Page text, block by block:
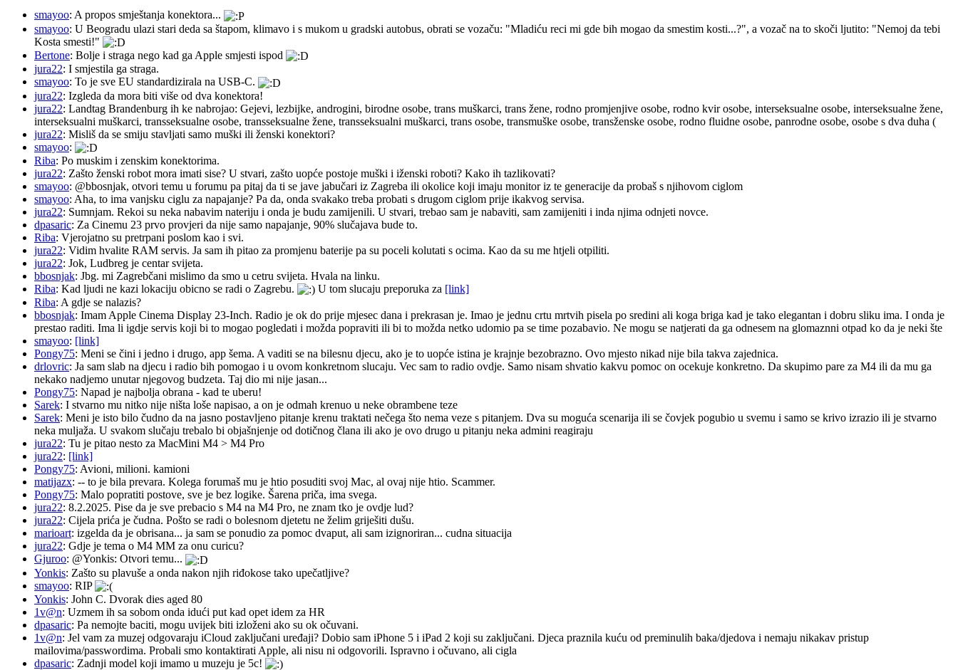
smayoo: A propos smještanja konektora...
smayoo: U Beogradu ulazi stari deda sa štapom, klimavo i s mukom u gradski autobus, obrati se vozaču: "Mladiću reci mi gde bih mogao da smestim kosti...?", a vozač na to skoči ljutito: "Nemoj da tebi
Kosta smesti!"
Bertone: Bolje i straga nego kad ga Apple smjesti ispod
jura22: I smjestila ga straga.
smayoo: To je sve EU standardizirala na USB-C.
jura22: Izgleda da mora biti više od dva konektora!
jura22: Landtag Brandenburg ih ke nabrojao: Gejevi, lezbijke, androgini, birodne osobe, trans muškarci, trans žene, rodno promjenjive osobe, rodno kvir osobe, interseksualne osobe, interseksualne žene,
interseksualni muškarci, transseksualne osobe, transseksualne žene, transseksualni muškarci, trans osobe, transmuške osobe, transženske osobe, rodno fluidne osobe, panrodne osobe, osobe s dva duha (
jura22: Misliš da se smiju stavljati samo muški ili ženski konektori?
smayoo:
Riba: Po muskim i zenskim konektorima.
jura22: Zašto ženski robot mora imati sise? U stvari, zašto uopće postoje muški i iženski roboti? Kako ih tazlikovati?
smayoo: @bbosnjak, otvori temu u forumu pa pitaj da ti se jave jabučari iz Zagreba ili okolice koji imaju monitor iz te generacije da probaš s njihovom ciglom
smayoo: Aha, to ima vanjsku ciglu za napajanje? Pa da, onda svakako treba probati s drugom ciglom prije ikakvog servisa.
jura22: Sumnjam. Rekoi su neka nabavim nateriju i onda je budu zamijenili. U stvari, trebao sam je nabaviti, sam zamijeniti i inda njima odnjeti novce.
dpasaric: Za Cinemu 23 prvo provjeri da nije samo napajanje, 90% slučajava bude to.
Riba: Vjerojatno su pretrpani poslom kao i svi.
jura22: Vidim hvalite RAM servis. Ja sam ih pitao za promjenu baterije pa su poceli kolutati s ocima. Kao da su me htjeli otpiliti.
jura22: Jok, Ludbreg je centar svijeta.
bbosnjak: Jbg. mi Zagrebčani mislimo da smo u cetru svijeta. Hvala na linku.
Riba: Kad ljudi ne kazi lokaciju obicno se radi o Zagrebu. U tom slucaju preporuka za [link]
Riba: A gdje se nalazis?
bbosnjak: Imam Apple Cinema Display 23-Inch. Radio je ok do prije mjesec dana i prekrasan je. Imao je jednu crtu mrtvih pisela po sredini ali koga briga kad je tako elegantan i dobru sliku ima. I onda je
prestao raditi. Ima li igdje servis koji bi to mogao pogledati i možda popraviti ili bi to možda netko udomio pa se time pozabavio. Ne mogu se natjerati da ga odnesem na glomaznni otpad ko da je neki šte
smayoo: [link]
Pongy75: Meni se čini i jedno i drugo, app šema. A vaditi se na bilesnu djecu, ako je to uopće istina je krajnje bezobrazno. Ovo mjesto nikad nije bila takva zajednica.
drlovric: Ja sam slab na djecu i radio bih pomogao i u ovom konkretnom slucaju. Vec sam to radio ovdje. Samo nisam shvatio kakvu pomoc on ocekuje konkretno. Da skupimo pare za M4 ili da mu ga
nekako nadjemo unutar njegovog budzeta. Taj dio mi nije jasan...
Pongy75: Napad je najbolja obrana - kad te uberu!
Sarek: I stvarno mu nitko nije ništa loše napisao, a on je odmah krenuo u neke obrambene teze
Sarek: Meni je isto bilo čudno da na jasno postavljeno pitanje krenu traktati nečega što nema veze s pitanjem. Dva su moguća scenarija ili se čovjek pogubio u svemu i samo se krivo izrazio ili je stvarno
neka muljaža. U svakom slučaju trebalo bi objašnjenje od dotičnog člana ili ako je ovo drugo u pitanju neka admini reagiraju
jura22: Tu je pitao nesto za MacMini M4 > M4 Pro
jura22: [link]
Pongy75: Avioni, milioni. kamioni
matijazx: -- to je bila prevara. Kolega forumaš mu je htio posuditi svoj Mac, al ovaj nije htio. Scammer.
Pongy75: Malo popratiti postove, sve je bez logike. Šarena priča, ima svega.
jura22: 8.2.2025. Pise da je sve prebacio s M4 na M4 Pro, ne znam tko je ovdje lud?
jura22: Cijela prića je čudna. Pošto se radi o bolesnom djetetu ne želim griješiti dušu.
marioart: izgelda da je obrisana... ja sam se ponudio za pomoc dvaput, ali sam izignoriran... cudna situacija
jura22: Gdje je tema o M4 MM za onu curicu?
Gjuroo: @Yonkis: Otvori temu...
Yonkis: Zašto su plavuše a onda nakon njih riđokose tako upečatljive?
smayoo: RIP
Yonkis: John C. Dvorak dies aged 80
1v@n: Uzmem ih sa sobom onda idući put kad opet idem za HR
dpasaric: Pa nemojte baciti, mogu uvijek biti izloženi ako su ok očuvani.
1v@n: Jel vam za muzej odgovaraju iCloud zaključani uređaji? Dobio sam iPhone 5 i iPad 2 koji su zaključani. Djeca praznila kuću od preminulih baka/djedova i nemaju nikakav pristup
mailovima/passwordima. Probali smo kontaktirati Apple, ali nisu ni odgovorili. Ispravno i očuvano, ali cigla
dpasaric: Zadnji model koji imamo u muzeju je 5c!